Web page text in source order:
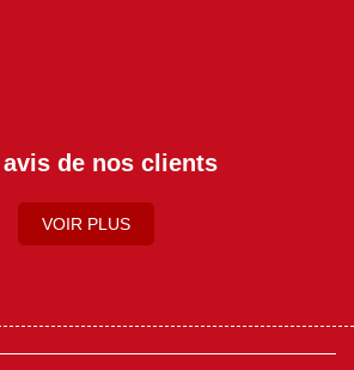
avis de nos clients
VOIR PLUS